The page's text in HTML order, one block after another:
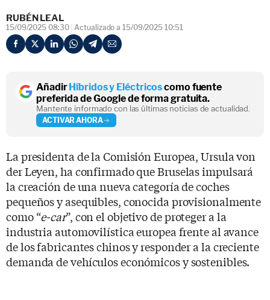
RUBÉN LEAL
15/09/2025 08:30 Actualizado a 15/09/2025 10:51
AñadirHíbridos y Eléctricoscomo fuente
preferida de Google de forma gratuita.
Mantente informado con las últimas noticias de actualidad.
ACTIVAR AHORA
La presidenta de la Comisión Europea, Ursula von
der Leyen, ha confirmado que Bruselas impulsará
la creación de una nueva categoría de coches
pequeños y asequibles, conocida provisionalmente
como “e-car”, con el objetivo de proteger a la
industria automovilística europea frente al avance
de los fabricantes chinos y responder a la creciente
demanda de vehículos económicos y sostenibles.